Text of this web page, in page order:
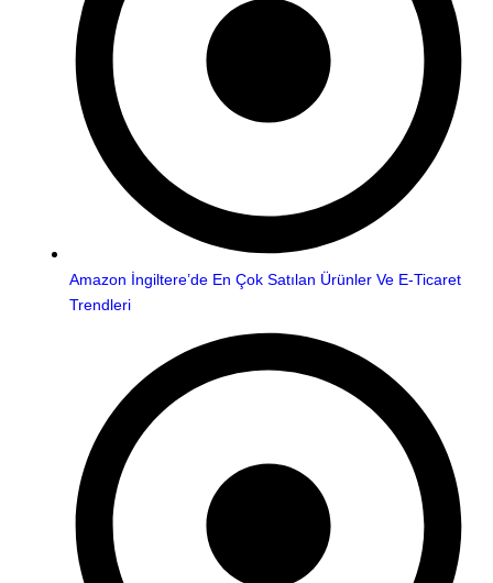
Amazon İngiltere’de En Çok Satılan Ürünler Ve E-Ticaret
Trendleri